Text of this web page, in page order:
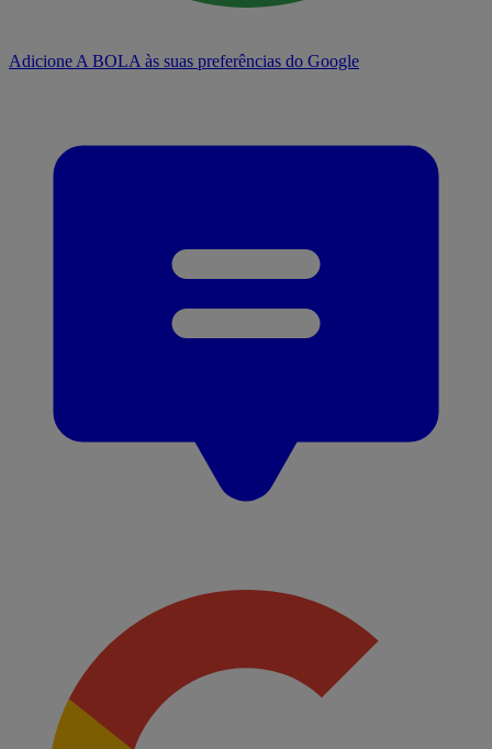
Adicione A BOLA às suas preferências do Google